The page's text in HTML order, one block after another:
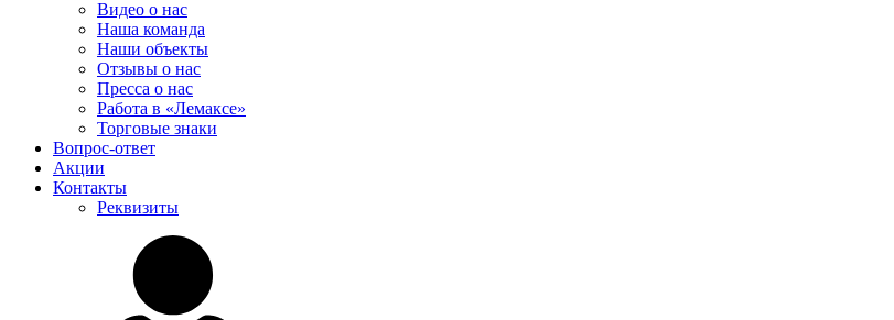
Видео о нас
Наша команда
Наши объекты
Отзывы о нас
Пресса о нас
Работа в «Лемаксе»
Торговые знаки
Вопрос-ответ
Акции
Контакты
Реквизиты